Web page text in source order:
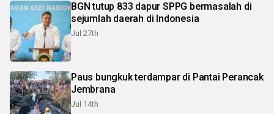
BGN tutup 833 dapur SPPG bermasalah di
sejumlah daerah di Indonesia
Jul 27th
Paus bungkuk terdampar di Pantai Perancak
Jembrana
Jul 14th